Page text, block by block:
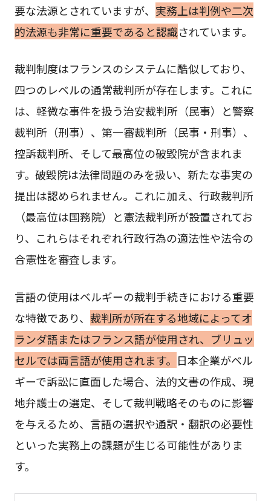
要な法源とされていますが、 実務上は判例や二次
的法源も非常に重要であると認識されています。
裁判制度はフランスのシステムに酷似しており、
四つのレベルの通常裁判所が存在します。これに
は、軽微な事件を扱う治安裁判所（民事）と警察
裁判所（刑事）、第一審裁判所（民事・刑事）、
控訴裁判所、そして最高位の破毀院が含まれま
す。破毀院は法律問題のみを扱い、新たな事実の
提出は認められません。これに加え、行政裁判所
（最高位は国務院）と憲法裁判所が設置されてお
り、これらはそれぞれ行政行為の適法性や法令の
合憲性を審査します。
言語の使用はベルギーの裁判手続きにおける重要
な特徴であり、 裁判所が所在する地域によってオ
ランダ語またはフランス語が使用され、ブリュッ
セルでは両言語が使用されます。 日本企業がベル
ギーで訴訟に直面した場合、法的文書の作成、現
地弁護士の選定、そして裁判戦略そのものに影響
を与えるため、言語の選択や通訳・翻訳の必要性
といった実務上の課題が生じる可能性がありま
す。